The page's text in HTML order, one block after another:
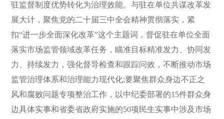
驻监督制度优势转化为治理效能。与驻在单位共谋改革发
展大计，聚焦党的二十届三中全会精神贯彻落实，紧
扣“进一步全面深化改革”这个主题词，督促驻在单位全面
落实市场监管领域改革任务，瞄准目标精准发力、协同发
力、持续发力，强化督导检查和跟踪问效，不断推动市场
监管治理体系和治理能力现代化;要聚焦群众身边不正之
风和腐败问题专项整治工作，以中纪委部署的15件群众身
边具体实事和省委省政府实施的50项民生实事中涉及市场